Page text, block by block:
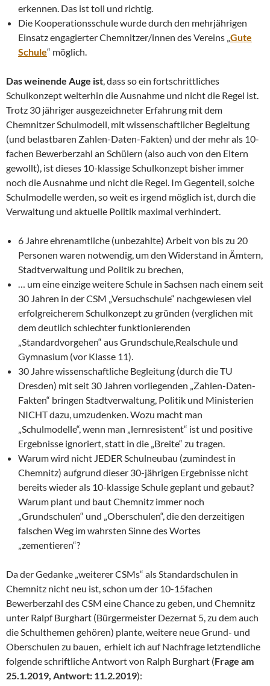
erkennen. Das ist toll und richtig.
Die Kooperationsschule wurde durch den mehrjährigen
Einsatz engagierter Chemnitzer/innen des Vereins „Gute
Schule“ möglich.
Das weinende Auge ist, dass so ein fortschrittliches
Schulkonzept weiterhin die Ausnahme und nicht die Regel ist.
Trotz 30 jähriger ausgezeichneter Erfahrung mit dem
Chemnitzer Schulmodell, mit wissenschaftlicher Begleitung
(und belastbaren Zahlen-Daten-Fakten) und der mehr als 10-
fachen Bewerberzahl an Schülern (also auch von den Eltern
gewollt), ist dieses 10-klassige Schulkonzept bisher immer
noch die Ausnahme und nicht die Regel. Im Gegenteil, solche
Schulmodelle werden, so weit es irgend möglich ist, durch die
Verwaltung und aktuelle Politik maximal verhindert.
6 Jahre ehrenamtliche (unbezahlte) Arbeit von bis zu 20
Personen waren notwendig, um den Widerstand in Ämtern,
Stadtverwaltung und Politik zu brechen,
… um eine einzige weitere Schule in Sachsen nach einem seit
30 Jahren in der CSM „Versuchschule“ nachgewiesen viel
erfolgreicherem Schulkonzept zu gründen (verglichen mit
dem deutlich schlechter funktionierenden
„Standardvorgehen“ aus Grundschule,Realschule und
Gymnasium (vor Klasse 11).
30 Jahre wissenschaftliche Begleitung (durch die TU
Dresden) mit seit 30 Jahren vorliegenden „Zahlen-Daten-
Fakten“ bringen Stadtverwaltung, Politik und Ministerien
NICHT dazu, umzudenken. Wozu macht man
„Schulmodelle“, wenn man „lernresistent“ ist und positive
Ergebnisse ignoriert, statt in die „Breite“ zu tragen.
Warum wird nicht JEDER Schulneubau (zumindest in
Chemnitz) aufgrund dieser 30-jährigen Ergebnisse nicht
bereits wieder als 10-klassige Schule geplant und gebaut?
Warum plant und baut Chemnitz immer noch
„Grundschulen“ und „Oberschulen“, die den derzeitigen
falschen Weg im wahrsten Sinne des Wortes
„zementieren“?
Da der Gedanke „weiterer CSMs“ als Standardschulen in
Chemnitz nicht neu ist, schon um der 10-15fachen
Bewerberzahl des CSM eine Chance zu geben, und Chemnitz
unter Ralpf Burghart (Bürgermeister Dezernat 5, zu dem auch
die Schulthemen gehören) plante, weitere neue Grund- und
Oberschulen zu bauen, erhielt ich auf Nachfrage letztendliche
folgende schriftliche Antwort von Ralph Burghart (Frage am
25.1.2019, Antwort: 11.2.2019):